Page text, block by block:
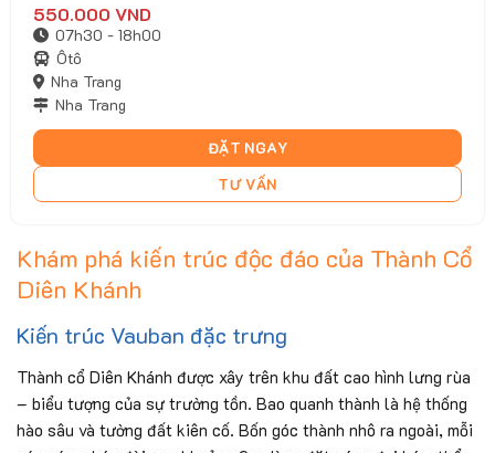
ĐẶT NGAY
TƯ VẤN
550.000 VND
07h30 - 18h00
Ôtô
Nha Trang
Nha Trang
Khám phá kiến trúc độc đáo của Thành Cổ
Diên Khánh
Kiến trúc Vauban đặc trưng
Thành cổ Diên Khánh được xây trên khu đất cao hình lưng rùa
– biểu tượng của sự trường tồn. Bao quanh thành là hệ thống
hào sâu và tường đất kiên cố. Bốn góc thành nhô ra ngoài, mỗi